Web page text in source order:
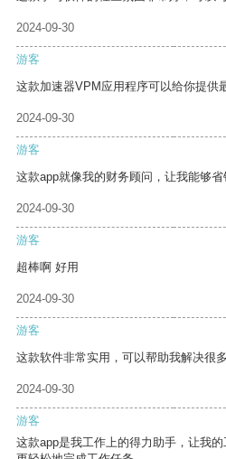
2024-09-30
游客
这款加速器VPM应用程序可以给你提供
2024-09-30
游客
这款app就像我的财务顾问，让我能够省
2024-09-30
游客
超棒啊 好用
2024-09-30
游客
这款软件非常实用，可以帮助我解决很多
2024-09-30
游客
这款app是我工作上的得力助手，让我